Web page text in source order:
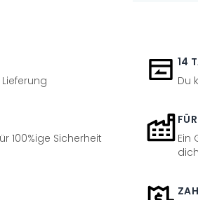
14
Du
100%ige Sicherheit
Ein